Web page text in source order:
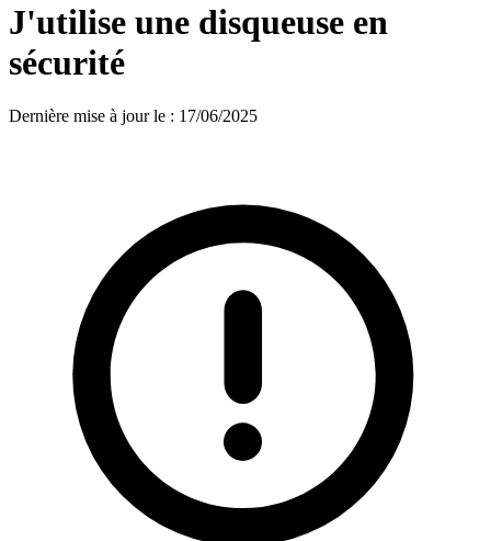
J'utilise une disqueuse en
sécurité
Dernière mise à jour le : 17/06/2025